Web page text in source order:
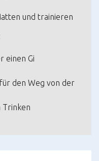
und trainieren
einen Gi
den Weg von der
Trinken